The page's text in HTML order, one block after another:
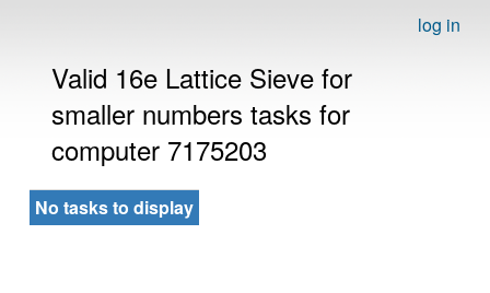
log in
Valid 16e Lattice Sieve for
smaller numbers tasks for
computer 7175203
No tasks to display